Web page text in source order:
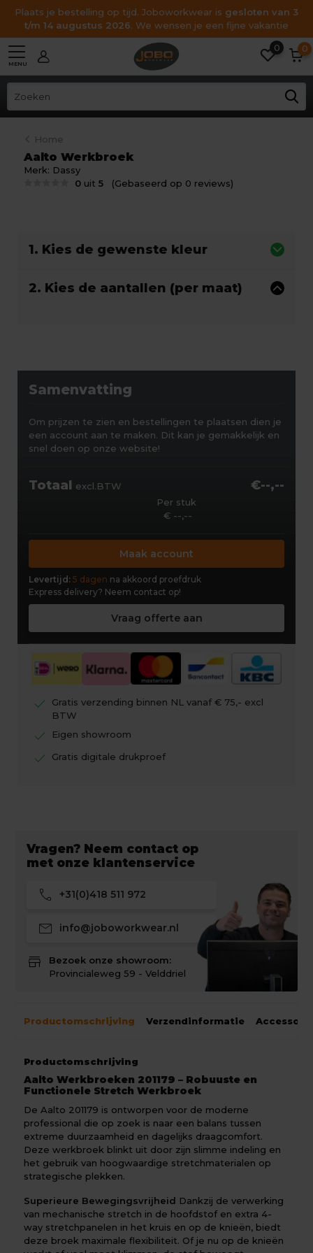
Plaats je bestelling op tijd. Joboworkwear is gesloten van 3
t/m 14 augustus 2026. We wensen je een fijne vakantie
MENU
0 0
Home
Aalto Werkbroek
Merk: Dassy
0 uit5 (Gebaseerd op 0 reviews)
1. Kies de gewenste kleur
2. Kies de aantallen (per maat)
Samenvatting
Om prijzen te zien en bestellingen te plaatsen dien je
een account aan te maken. Dit kan je gemakkelijk en
snel doen op onze website!
Totaal excl.BTW €--,--
Per stuk
€ --,--
Maak account
Levertijd: 5 dagen na akkoord proefdruk
Express delivery? Neem contact op!
Vraag offerte aan
check
Gratis verzending binnen NL vanaf € 75,- excl
BTW
check Eigen showroom
check Gratis digitale drukproef
Vragen? Neem contact op
met onze klantenservice
call +31(0)418 511 972
mail info@joboworkwear.nl
store
Bezoek onze showroom:
Provincialeweg 59 - Velddriel
Productomschrijving Verzendinformatie
Productomschrijving
Aalto Werkbroeken 201179 – Robuuste en
Functionele Stretch Werkbroek
De Aalto 201179 is ontworpen voor de moderne
professional die op zoek is naar een balans tussen
extreme duurzaamheid en dagelijks draagcomfort.
Deze werkbroek blinkt uit door zijn slimme indeling en
het gebruik van hoogwaardige stretchmaterialen op
strategische plekken.
Superieure Bewegingsvrijheid Dankzij de verwerking
van mechanische stretch in de hoofdstof en extra 4-
way stretchpanelen in het kruis en op de knieën, biedt
deze broek maximale flexibiliteit. Of je nu op de knieën